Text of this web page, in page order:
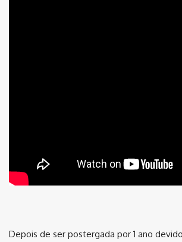
Depois de ser postergada por 1 ano